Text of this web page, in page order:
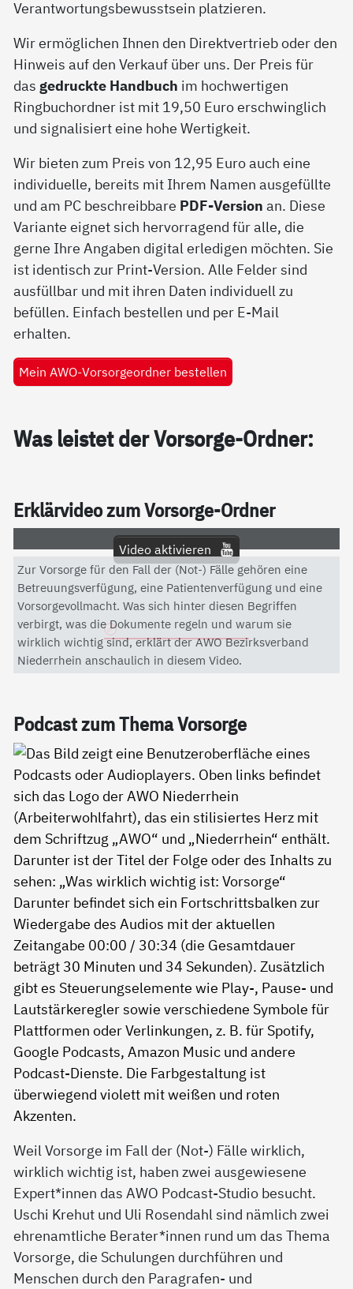
Verantwortungsbewusstsein platzieren.
Wir ermöglichen Ihnen den Direktvertrieb oder den
Hinweis auf den Verkauf über uns. Der Preis für
das gedruckte Handbuch im hochwertigen
Ringbuchordner ist mit 19,50 Euro erschwinglich
und signalisiert eine hohe Wertigkeit.
Wir bieten zum Preis von 12,95 Euro auch eine
individuelle, bereits mit Ihrem Namen ausgefüllte
und am PC beschreibbare PDF-Version an. Diese
Variante eignet sich hervorragend für alle, die
gerne Ihre Angaben digital erledigen möchten. Sie
ist identisch zur Print-Version. Alle Felder sind
ausfüllbar und mit ihren Daten individuell zu
befüllen. Einfach bestellen und per E-Mail
erhalten.
Mein AWO-Vorsorgeordner bestellen
Was leis­tet der Vor­sor­ge-Ord­ner:
Er­klär­vi­deo zum Vor­sor­ge-Ord­ner
Video aktivieren
Mit dem Aktivieren des Videos akzeptieren Sie die
Datenschutzerklärung von YouTube.
Datenschutzerklärung
Zur Vorsorge für den Fall der (Not-) Fälle gehören eine
Betreuungsverfügung, eine Patientenverfügung und eine
Vorsorgevollmacht. Was sich hinter diesen Begriffen
verbirgt, was die Dokumente regeln und warum sie
wirklich wichtig sind, erklärt der AWO Bezirksverband
Niederrhein anschaulich in diesem Video.
Pod­cast zum The­ma Vor­sor­ge
Weil Vorsorge im Fall der (Not-) Fälle wirklich,
wirklich wichtig ist, haben zwei ausgewiesene
Expert*innen das AWO Podcast-Studio besucht.
Uschi Krehut und Uli Rosendahl sind nämlich zwei
ehrenamtliche Berater*innen rund um das Thema
Vorsorge, die Schulungen durchführen und
Menschen durch den Paragrafen- und